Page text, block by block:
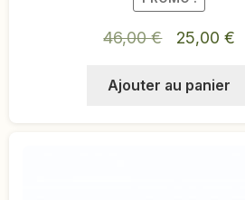
46,00€
Le
initial
25,00 €Le
Ajouter au panier